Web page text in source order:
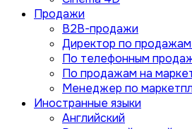
Продажи
B2B-продажи
Директор по
По телефонным
По продажам на
Менеджер по
Иностранные языки
Английский